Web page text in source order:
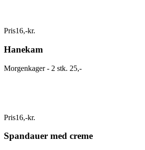
Pris16,-kr.
Hanekam
Morgenkager - 2 stk. 25,-
Pris16,-kr.
Spandauer med creme